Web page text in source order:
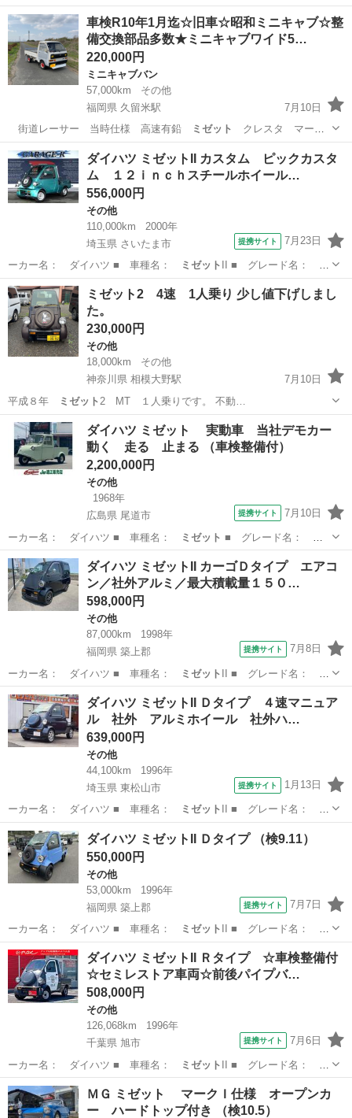
す。 ※価格変更1,590,000円→1,520,000円 ☆詳細 ●ナンバー付き車検
切れ(令和6年10月...
北海道 札幌市 その他 車両
車検R10年1月迄☆旧車☆昭和ミニキャブ☆整
備交換部品多数★ミニキャブワイド5…
220,000円
ミニキャブバン
57,000km
その他
福岡県 久留米駅
7月10日
街道レーサー 当時仕様 高速有鉛
ミゼット
クレスタ マーク
Ⅱ チェイサー …
福岡 久留米市 ミニキャブバン 旧車
ダイハツ ミゼットII カスタム ピックカスタ
ム １２ｉｎｃｈスチールホイール…
556,000円
その他
110,000km
2000年
埼玉県 さいたま市
提携サイト 7月23日
ーカー名： ダイハツ ■ 車種名： ミゼット
II ■ グレード名： カ
スタム ピ…
埼玉 さいたま市 その他
ミゼット2 4速 1人乗り 少し値下げしまし
た。
230,000円
その他
18,000km
その他
神奈川県 相模大野駅
7月10日
平成８年
ミゼット 2 MT １人乗りです。 不動…
神奈川 相模原市 相模大野駅 その他
ダイハツ ミゼット 実動車 当社デモカー
動く 走る 止まる （車検整備付）
2,200,000円
その他
1968年
広島県 尾道市
提携サイト 7月10日
ーカー名： ダイハツ ■ 車種名： ミゼット ■ グレード名：
実動車 当社デ…
広島 尾道市 その他
ダイハツ ミゼットII カーゴＤタイプ エアコ
ン／社外アルミ／最大積載量１５０…
598,000円
その他
87,000km
1998年
福岡県 築上郡
提携サイト 7月8日
ーカー名： ダイハツ ■ 車種名： ミゼット II ■ グレード名： カ
ーゴＤタイ…
福岡 築上郡 その他
ダイハツ ミゼットII Ｄタイプ ４速マニュア
ル 社外 アルミホイール 社外ハ…
639,000円
その他
44,100km
1996年
埼玉県 東松山市
提携サイト 1月13日
ーカー名： ダイハツ ■ 車種名： ミゼット
II ■ グレード名： Ｄ
タイプ ４…
埼玉 東松山市
ダイハツ ミゼットII Ｄタイプ （検9.11）
550,000円
その他
53,000km
1996年
福岡県 築上郡
提携サイト 7月7日
ーカー名： ダイハツ ■ 車種名： ミゼット
II ■ グレード名： Ｄ
タイプ ■…
福岡 築上郡 その他
ダイハツ ミゼットII Ｒタイプ ☆車検整備付
☆セミレストア車両☆前後パイプバ…
508,000円
その他
126,068km
1996年
千葉県 旭市
提携サイト 7月6日
ーカー名： ダイハツ ■ 車種名： ミゼット
II ■ グレード名： Ｒ
タイプ ☆…
千葉 旭市
ＭＧ ミゼット マークＩ仕様 オープンカ
ー ハードトップ付き （検10.5）